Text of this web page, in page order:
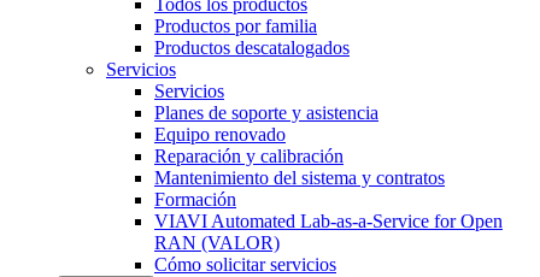
Todos los productos
Productos por familia
Productos descatalogados
Servicios
Servicios
Planes de soporte y asistencia
Equipo renovado
Reparación y calibración
Mantenimiento del sistema y contratos
Formación
VIAVI Automated Lab-as-a-Service for Open
RAN (VALOR)
Cómo solicitar servicios